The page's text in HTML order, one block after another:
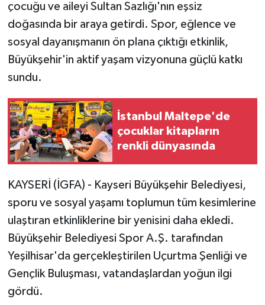
çocuğu ve aileyi Sultan Sazlığı'nın eşsiz
doğasında bir araya getirdi. Spor, eğlence ve
sosyal dayanışmanın ön plana çıktığı etkinlik,
Büyükşehir'in aktif yaşam vizyonuna güçlü katkı
sundu.
İstanbul Maltepe'de
çocuklar kitapların
renkli dünyasında
KAYSERİ (İGFA) - Kayseri Büyükşehir Belediyesi,
sporu ve sosyal yaşamı toplumun tüm kesimlerine
ulaştıran etkinliklerine bir yenisini daha ekledi.
Büyükşehir Belediyesi Spor A.Ş. tarafından
Yeşilhisar'da gerçekleştirilen Uçurtma Şenliği ve
Gençlik Buluşması, vatandaşlardan yoğun ilgi
gördü.